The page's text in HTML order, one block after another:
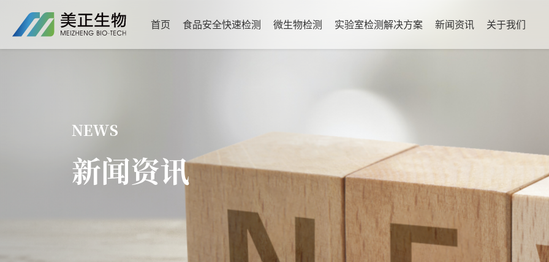
首页 食品安全快速检测 微生物检测 实验室检测解决方案 新闻资讯 关于我们
NEWS
新闻资讯